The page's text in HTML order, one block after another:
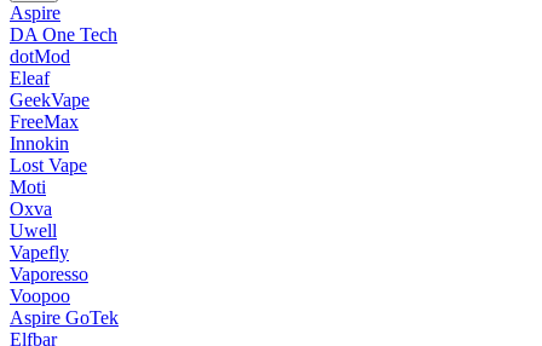
Aspire
DA One Tech
dotMod
Eleaf
GeekVape
FreeMax
Innokin
Lost Vape
Moti
Oxva
Uwell
Vapefly
Vaporesso
Voopoo
Aspire GoTek
Elfbar